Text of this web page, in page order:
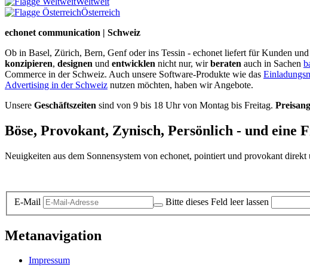
Österreich
echonet communication | Schweiz
Ob in Basel, Zürich, Bern, Genf oder ins Tessin - echonet liefert für Kunden
konzipieren, designen und entwicklen nicht nur, wirberaten auch in Sachen
Commerce in der Schweiz. Auch unsere Software-Produkte wie das
Advertising in der Schweiz nutzen möchten, haben wir Angebote.
Unsere Geschäftszeiten sind von 9 bis 18 Uhr von Montag bis Freitag.
Böse, Provokant, Zynisch, Persönlich - und eine
Neuigkeiten aus dem Sonnensystem von echonet, pointiert und provokant
E-Mail Bitte dieses Feld leer lassen
Metanavigation
Impressum